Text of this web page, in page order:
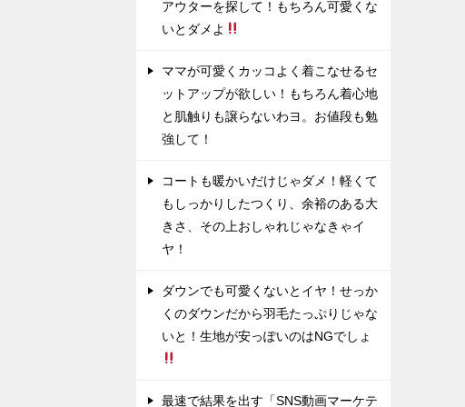
アウターを探して！もちろん可愛くな
いとダメよ
ママが可愛くカッコよく着こなせるセ
ットアップが欲しい！もちろん着心地
と肌触りも譲らないわヨ。お値段も勉
強して！
コートも暖かいだけじゃダメ！軽くて
もしっかりしたつくり、余裕のある大
きさ、その上おしゃれじゃなきゃイ
ヤ！
ダウンでも可愛くないとイヤ！せっか
くのダウンだから羽毛たっぷりじゃな
いと！生地が安っぽいのはNGでしょ
最速で結果を出す「SNS動画マーケテ